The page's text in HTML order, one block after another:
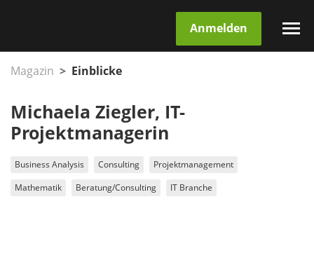
Anmelden
Magazin Einblicke
Michaela Ziegler, IT-
Projektmanagerin
Business Analysis Consulting Projektmanagement
Mathematik Beratung/Consulting IT Branche